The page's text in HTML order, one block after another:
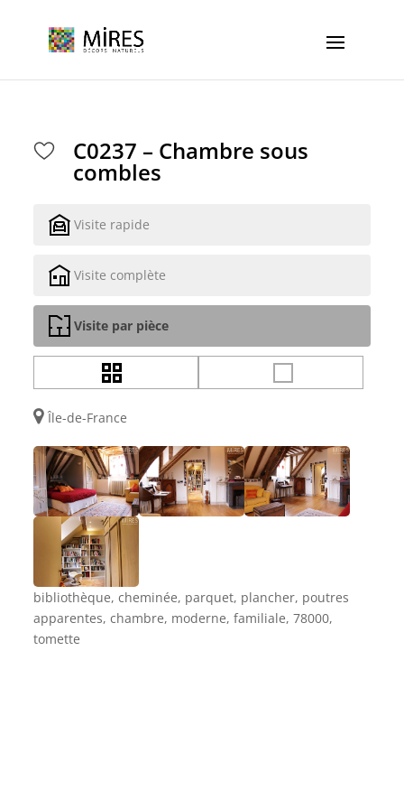
C0237 – Chambre sous
combles
Visite rapide
Visite complète
Visite par pièce
Île-de-France
bibliothèque, cheminée, parquet, plancher, poutres
apparentes, chambre, moderne, familiale, 78000,
tomette